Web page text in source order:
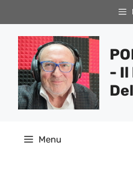
al
contenuto
- Il
Menu